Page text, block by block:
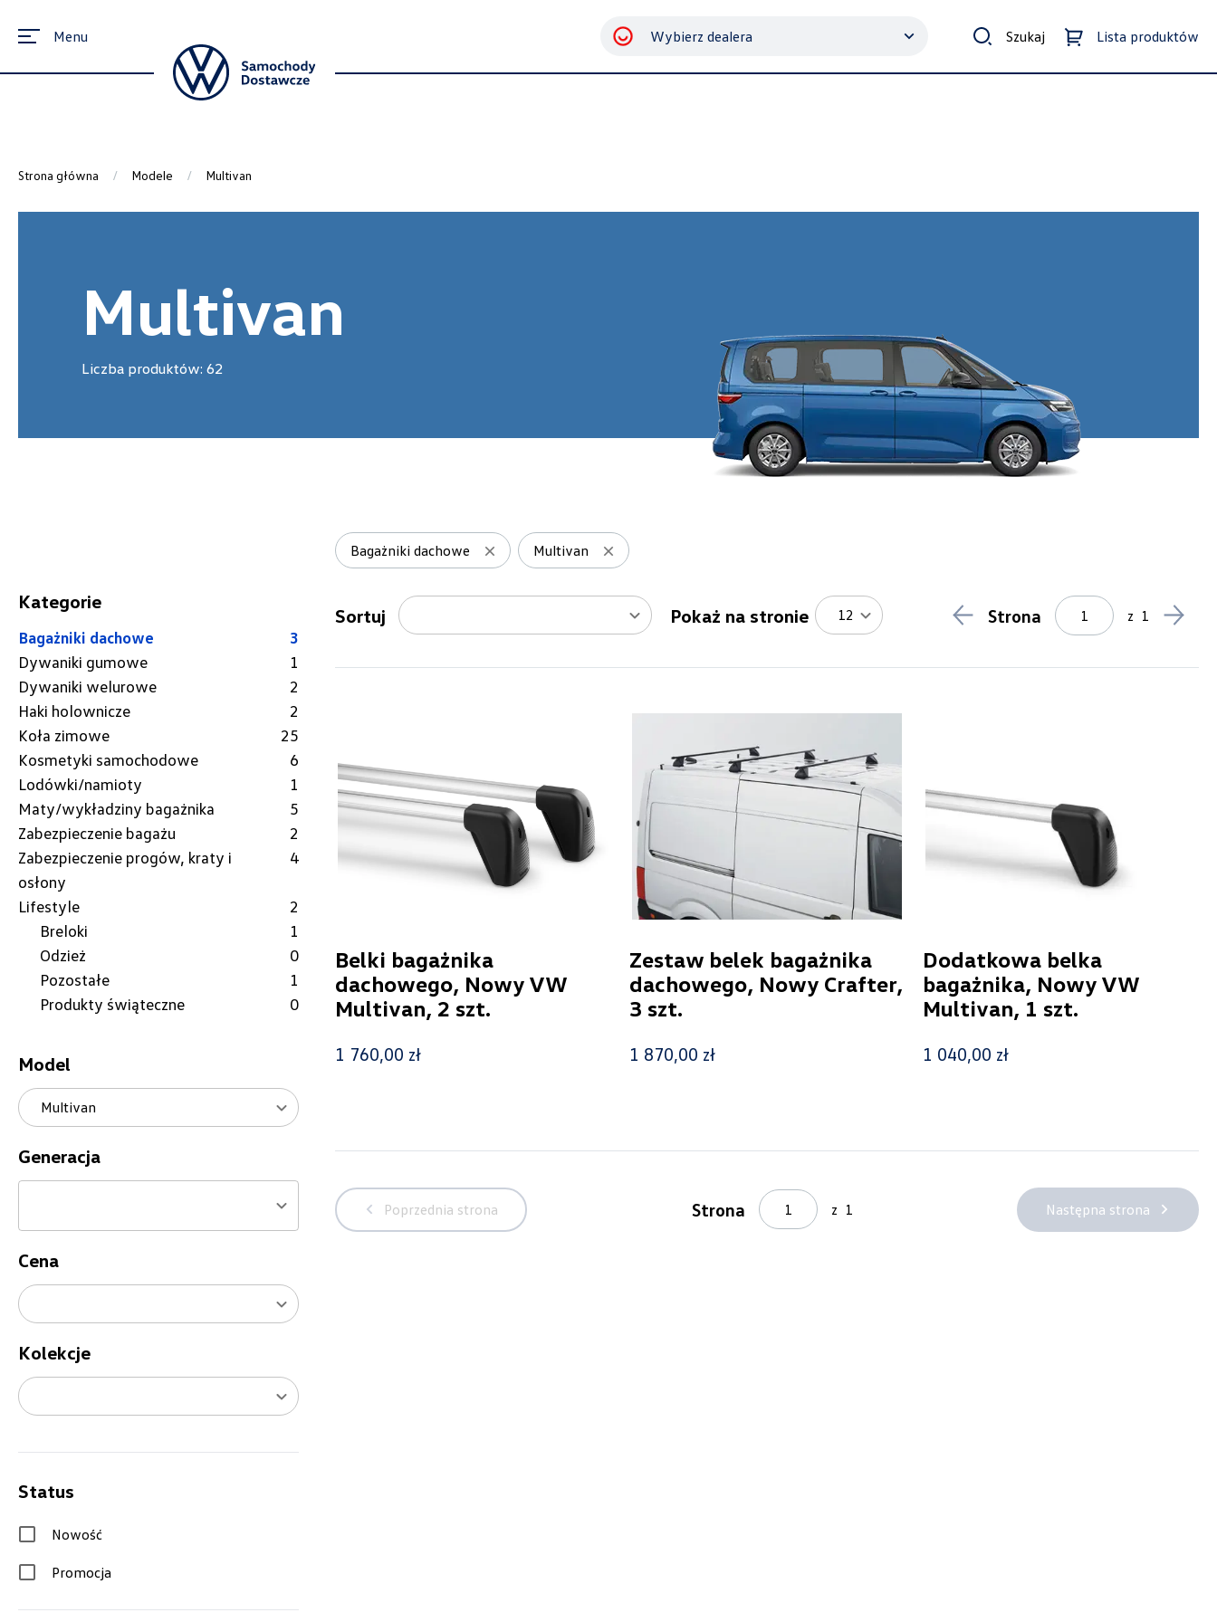
Menu Wybierz dealera Szukaj Lista produktów
Strona główna Modele Multivan
Multivan
Liczba produktów: 62
Bagażniki dachowe Multivan
Kategorie
Bagażniki dachowe
3
Dywaniki gumowe
1
Dywaniki welurowe
2
Haki holownicze
2
Koła zimowe
25
Kosmetyki samochodowe
6
Lodówki/namioty
1
Maty/wykładziny bagażnika
5
Zabezpieczenie bagażu
2
Zabezpieczenie progów, kraty i
osłony
4
Lifestyle
2
Breloki
1
Odzież
0
Pozostałe
1
Produkty świąteczne
0
Model
Multivan
Generacja
Cena
Kolekcje
Status
Nowość
Promocja
Sortuj Pokaż na stronie 12 Strona z 1
Belki bagażnika
dachowego, Nowy VW
Multivan, 2 szt.
1 760,00 zł
Zestaw belek bagażnika
dachowego, Nowy Crafter,
3 szt.
1 870,00 zł
Dodatkowa belka
bagażnika, Nowy VW
Multivan, 1 szt.
1 040,00 zł
Poprzednia strona Strona z 1 Następna strona